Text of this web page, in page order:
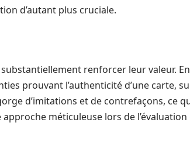
d’autant plus cruciale.
renforcer leur valeur. En
prouvant l’authenticité d’une carte,
d’imitations et de contrefaçons, ce
méticuleuse lors de l’évaluation